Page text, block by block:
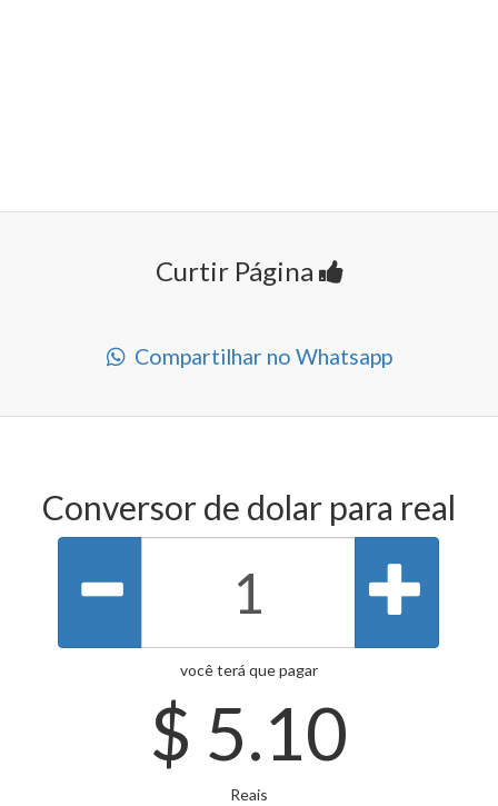
Curtir Página
Compartilhar no Whatsapp
Conversor de dolar para real
você terá que pagar
$ 5.10
Reais